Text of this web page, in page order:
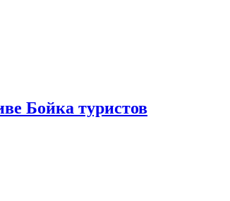
Бойка туристов